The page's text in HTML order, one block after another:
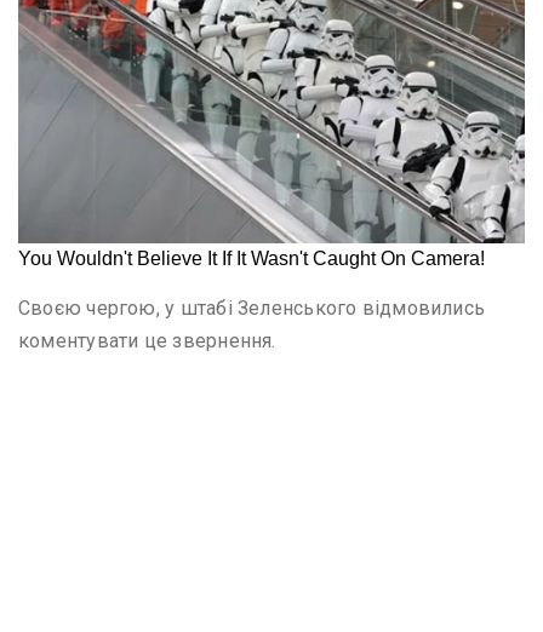
Своєю чергою, у штабі Зеленського відмовились
коментувати це звернення.